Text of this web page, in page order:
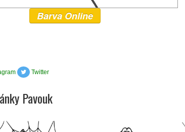
Barva Online
Twitter
Pavouk